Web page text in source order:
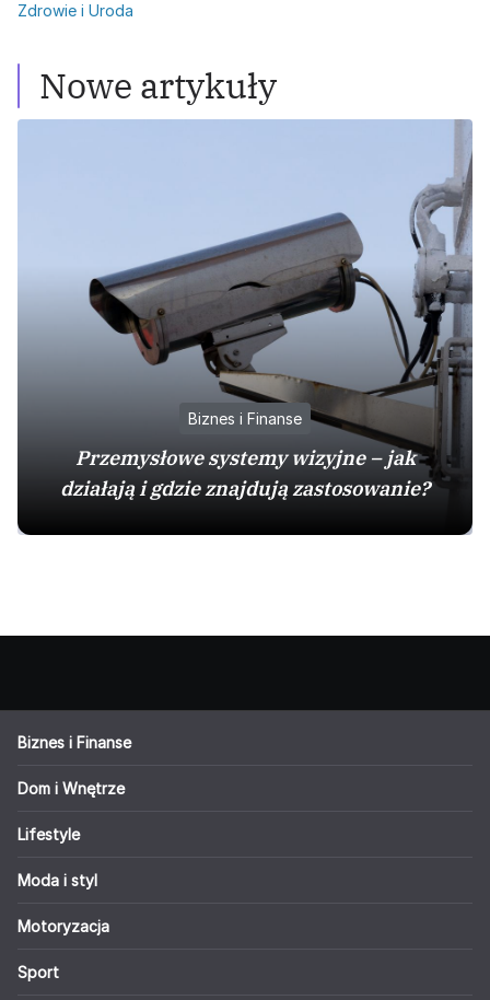
Zdrowie i Uroda
Nowe artykuły
Biznes i Finanse
Przemysłowe systemy wizyjne – jak
działają i gdzie znajdują zastosowanie?
Biznes i Finanse
Dom i Wnętrze
Lifestyle
Moda i styl
Motoryzacja
Sport